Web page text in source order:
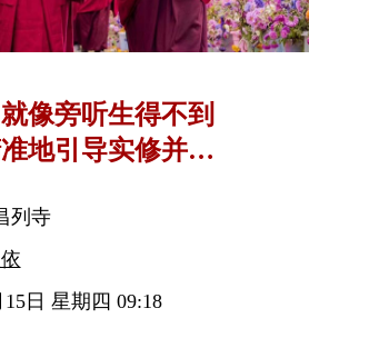
像旁听生得不到
地引导实修并获
列寺
日 星期四 09:18